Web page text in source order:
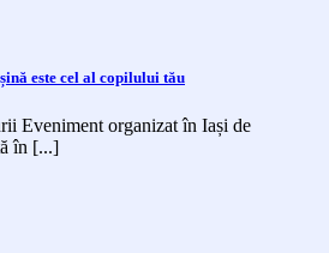
este cel al copilului tău
Eveniment organizat în Iași de
în [...]